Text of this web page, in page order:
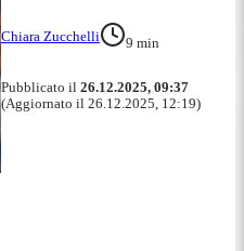
Chiara Zucchelli 9 min
Pubblicato il 26.12.2025, 09:37
(Aggiornato il 26.12.2025, 12:19)